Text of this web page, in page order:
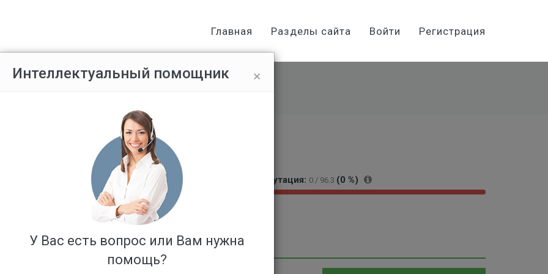
Главная Разделы сайта Войти Регистрация
5 / 378416 (0 %)
1
0
%
Репутация: 0 / 96.3 (0 %)
Положительные отзывы:0 / 0(0 %)
0
0
×
Интеллектуальный помощник
У Вас есть вопрос или Вам нужна
помощь?